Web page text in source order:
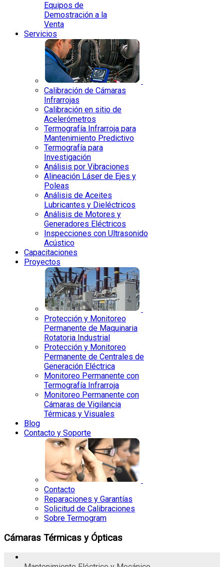
Equipos de
Demostración a la
Venta
Servicios
Calibración de Cámaras
Infrarrojas
Calibración en sitio de
Acelerómetros
Termografía Infrarroja para
Mantenimiento Predictivo
Termografía para
Investigación
Análisis por Vibraciones
Alineación Láser de Ejes y
Poleas
Análisis de Aceites
Lubricantes y Dieléctricos
Análisis de Motores y
Generadores Eléctricos
Inspecciones con Ultrasonido
Acústico
Capacitaciones
Proyectos
Protección y Monitoreo
Permanente de Maquinaria
Rotatoria Industrial
Protección y Monitoreo
Permanente de Centrales de
Generación Eléctrica
Monitoreo Permanente con
Termografía Infrarroja
Monitoreo Permanente con
Cámaras de Vigilancia
Térmicas y Visuales
Blog
Contacto y Soporte
Contacto
Reparaciones y Garantías
Solicitud de Calibraciones
Sobre Termogram
Cámaras Térmicas y Ópticas